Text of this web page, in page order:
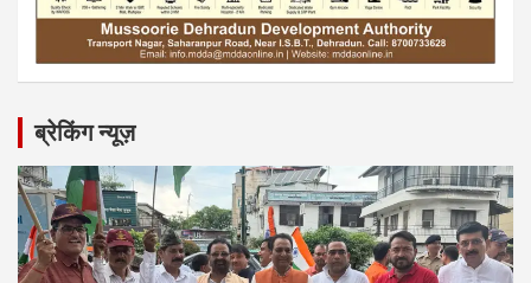
ब्रेकिंग न्यूज़